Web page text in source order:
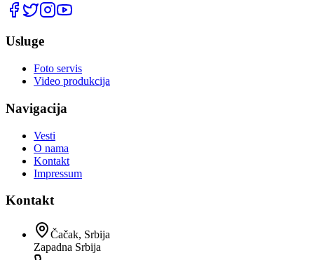
Usluge
Foto servis
Video produkcija
Navigacija
Vesti
O nama
Kontakt
Impressum
Kontakt
Čačak, Srbija
Zapadna Srbija